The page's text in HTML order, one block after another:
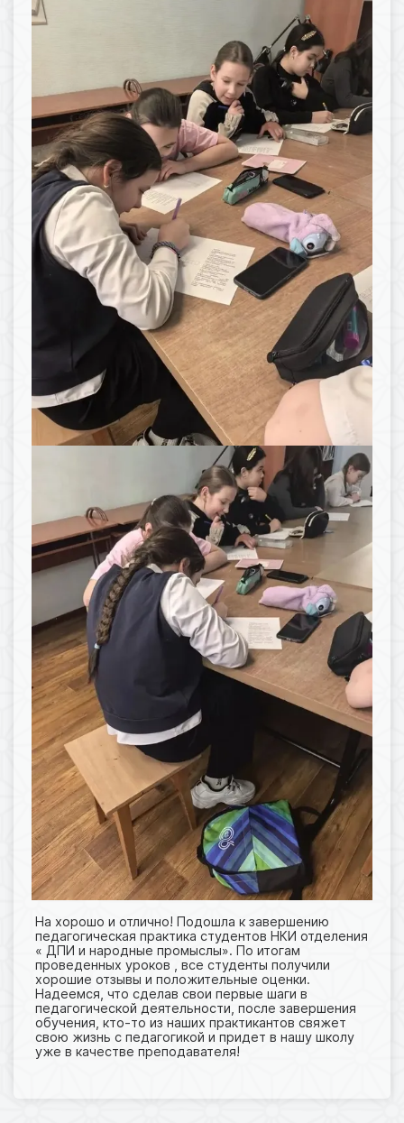
На хорошо и отлично! Подошла к завершению
педагогическая практика студентов НКИ отделения
« ДПИ и народные промыслы». По итогам
проведенных уроков , все студенты получили
хорошие отзывы и положительные оценки.
Надеемся, что сделав свои первые шаги в
педагогической деятельности, после завершения
обучения, кто-то из наших практикантов свяжет
свою жизнь с педагогикой и придет в нашу школу
уже в качестве преподавателя!